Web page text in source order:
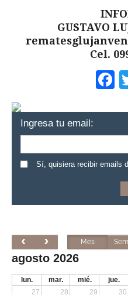
GUSTAVO
Cel.
Ingresa tu email:
Sí, quisiera recibir emails
Mes
agosto 2026
lun. mar. mié. jue.
27
28 29 30